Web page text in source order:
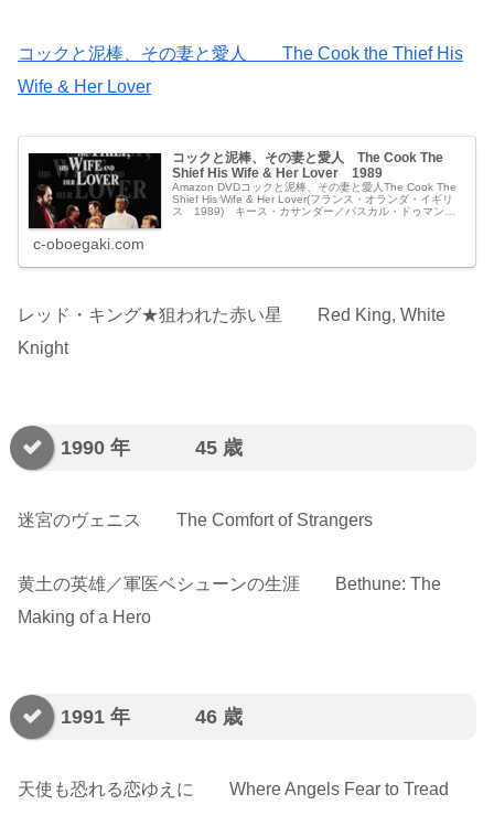
コックと泥棒、その妻と愛人 The Cook the Thief His
Wife & Her Lover
コックと泥棒、その妻と愛人 The Cook The
Shief His Wife & Her Lover 1989
Amazon DVDコックと泥棒、その妻と愛人The Cook The
Shief His Wife & Her Lover(フランス・オランダ・イギリ
ス 1989) キース・カサンダー／パスカル・ドゥマン／
c-oboegaki.com
レッド・キング★狙われた赤い星 Red King, White
Knight
1990 年 45 歳
迷宮のヴェニス The Comfort of Strangers
黄土の英雄／軍医ベシューンの生涯 Bethune: The
Making of a Hero
1991 年 46 歳
天使も恐れる恋ゆえに Where Angels Fear to Tread